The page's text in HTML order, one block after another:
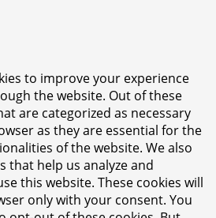
to improve your experience
the website. Out of these
are categorized as necessary
as they are essential for the
of the website. We also
that help us analyze and
this website. These cookies will
only with your consent. You